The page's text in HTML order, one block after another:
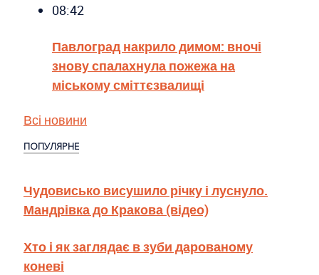
08:42
Павлоград накрило димом: вночі
знову спалахнула пожежа на
міському сміттєзвалищі
Всі новини
ПОПУЛЯРНЕ
Чудовисько висушило річку і луснуло.
Мандрівка до Кракова (відео)
Хто і як заглядає в зуби дарованому
коневі